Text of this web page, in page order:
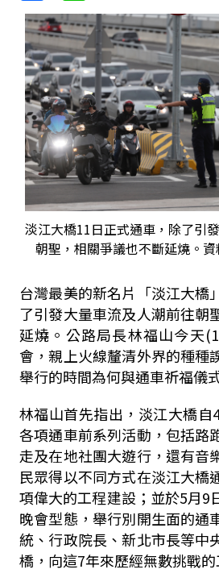
淡江大橋11日正式通車，除了引
朝聖，相關爭議也不斷延燒。
台灣最美的新名片「淡江大橋
了引發大量車流及人潮前往朝
延燒。公路局長林福山今天
會，親上火線釐清外界的種種
舉行的時間為何與通車祈福儀
林福山首先指出，淡江大橋自
各項通車前系列活動，包括路
走及在地社團大遊行，還有音
民眾得以不同方式在淡江大橋
項偉大的工程建設；並於5月9
晚會型態，舉行別開生面的通
統、行政院長、新北市長等中
橋，向這7年來歷經無數挑戰的